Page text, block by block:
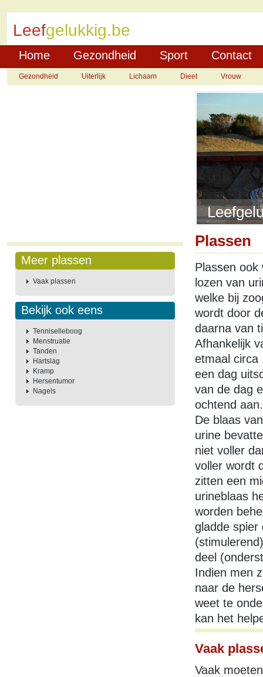
Leefgelukkig.be
Home Gezondheid Sport Contact
Gezondheid Uiterlijk Lichaam Dieet Vrouw
Meer plassen
Vaak plassen
Bekijk ook eens
Tenniselleboog
Menstruatie
Tanden
Hartslag
Kramp
Hersentumor
Nagels
Plassen
Plassen ook
lozen van
welke bij
wordt door
daarna van
Afhankelijk
etmaal circa
een dag
van de dag
ochtend aan.
De blaas
urine
niet voller
voller wordt
zitten een
urineblaas
worden
gladde spier
deel
Indien men
naar de
weet te
kan het
Vaak
Vaak